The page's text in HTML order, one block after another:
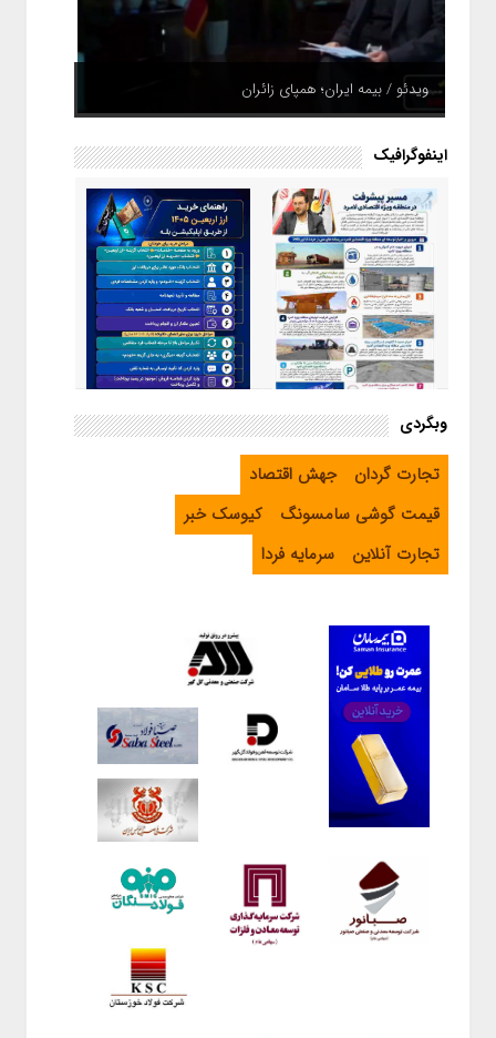
ویدئو / بیمه ایران؛ همپای زائران
اینفوگرافیک
اینفوگرافیک / مسیر پیشرفت در
منطقه ویژه اقتصادی لامرد
اینفوگرافیک / راهنمای خرید ارز
اربعین از طریق اپلیکیشن بله
وبگردی
تجارت گردان
جهش اقتصاد
قیمت گوشی سامسونگ
کیوسک خبر
تجارت آنلاین
سرمایه فردا